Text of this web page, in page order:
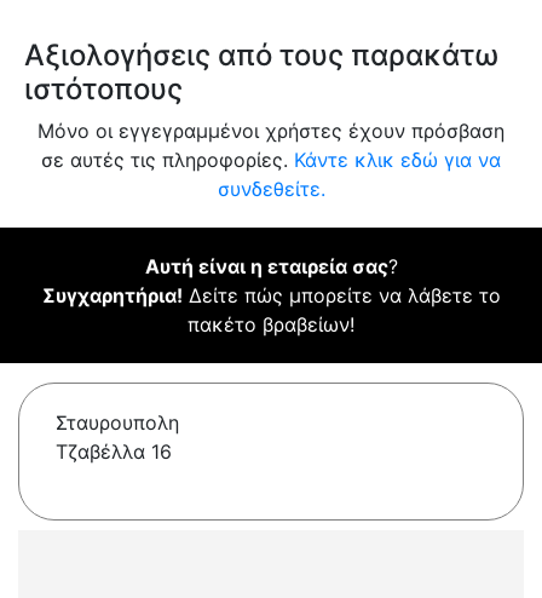
Αξιολογήσεις από τους παρακάτω
ιστότοπους
Μόνο οι εγγεγραμμένοι χρήστες έχουν πρόσβαση
σε αυτές τις πληροφορίες. Κάντε κλικ εδώ για να
συνδεθείτε.
Αυτή είναι η εταιρεία σας?
Συγχαρητήρια! Δείτε πώς μπορείτε να λάβετε το
πακέτο βραβείων!
Σταυρουπολη
Τζαβέλλα 16